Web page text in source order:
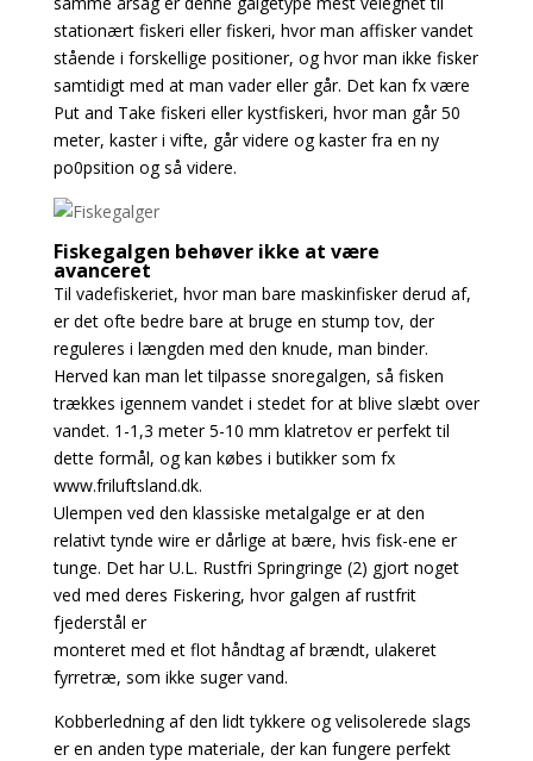
stationært fiskeri eller fiskeri, hvor man affisker vandet
stående i forskellige positioner, og hvor man ikke fisker
samtidigt med at man vader eller går. Det kan fx være
Put and Take fiskeri eller kystfiskeri, hvor man går 50
meter, kaster i vifte, går videre og kaster fra en ny
po0psition og så videre.
Fiskegalgen behøver ikke at være
avanceret
Til vadefiskeriet, hvor man bare maskinfisker derud af,
er det ofte bedre bare at bruge en stump tov, der
reguleres i længden med den knude, man binder.
Herved kan man let tilpasse snoregalgen, så fisken
trækkes igennem vandet i stedet for at blive slæbt over
vandet. 1-1,3 meter 5-10 mm klatretov er perfekt til
dette formål, og kan købes i butikker som fx
www.friluftsland.dk.
Ulempen ved den klassiske metalgalge er at den
relativt tynde wire er dårlige at bære, hvis fisk-ene er
tunge. Det har U.L. Rustfri Springringe (2) gjort noget
ved med deres Fiskering, hvor galgen af rustfrit
fjederstål er
monteret med et flot håndtag af brændt, ulakeret
fyrretræ, som ikke suger vand.
Kobberledning af den lidt tykkere og velisolerede slags
er en anden type materiale, der kan fungere perfekt